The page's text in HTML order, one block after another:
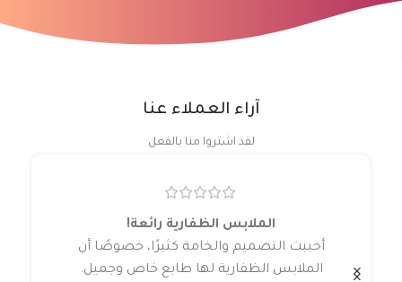
آراء العملاء عنا
لقد اشتروا منا بالفعل
الملابس الظفارية رائعة!
أحببت التصميم والخامة كثيرًا، خصوصًا أن
الملابس الظفارية لها طابع خاص وجميل.